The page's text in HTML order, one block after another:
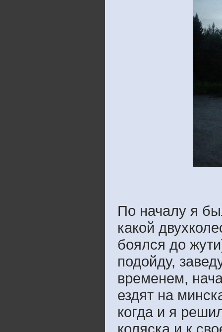
По началу я
какой
боялся до
подойду,
временем,
ездят на
когда и я